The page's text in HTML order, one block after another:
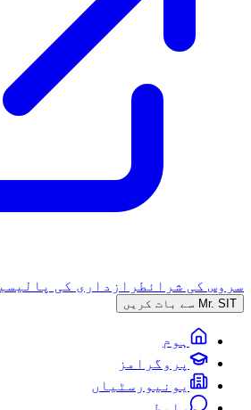
سروس کی شرائط رازداری کی پالیسی
Mr. SIT سے بات کریں
ہوم
پروگرامز
یونیورسٹیاں